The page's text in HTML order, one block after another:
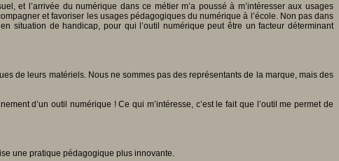
et l’arrivée du numérique dans ce métier m’a poussé à m’intéresser aux usages
et favoriser les usages pédagogiques du numérique à l’école. Non pas dans
situation de handicap, pour qui l’outil numérique peut être un facteur déterminant
de leurs matériels. Nous ne sommes pas des représentants de la marque, mais des
d’un outil numérique ! Ce qui m’intéresse, c’est le fait que l’outil me permet de
une pratique pédagogique plus innovante.